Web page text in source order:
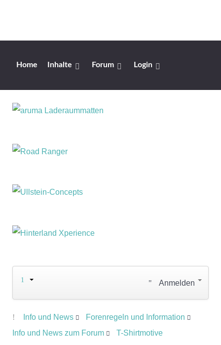
Home Inhalte Forum Login
Anmelden
Info und News
Forenregeln und Information
Info und News zum Forum
T-Shirtmotive